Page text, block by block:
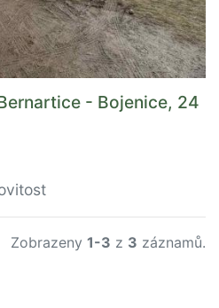
- Bojenice, 24
Zobrazeny 1-3 z 3 záznamů.